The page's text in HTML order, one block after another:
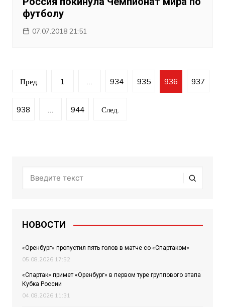
футболу
07.07.2018 21:51
Навигация
записям
Пред. 1 … 934 935 936 937
938 … 944 След.
НОВОСТИ
«Оренбург» пропустил пять голов в матче со «Спартаком»
05.08.2026 17:52
«Спартак» примет «Оренбург» в первом туре группового этапа
Кубка России
04.08.2026 11:31